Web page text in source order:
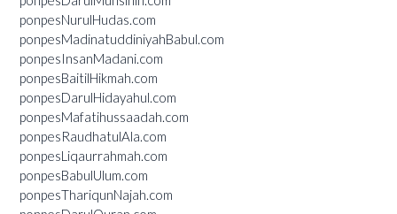
ponpesNurulHudas.com
ponpesMadinatuddiniyahBabul.com
ponpesInsanMadani.com
ponpesBaitilHikmah.com
ponpesDarulHidayahul.com
ponpesMafatihussaadah.com
ponpesRaudhatulAla.com
ponpesLiqaurrahmah.com
ponpesBabulUlum.com
ponpesThariqunNajah.com